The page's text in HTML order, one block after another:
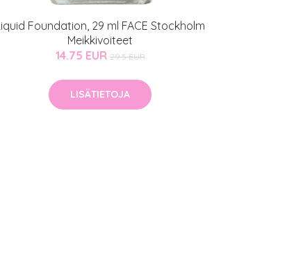
Foundation, 29 ml FACE Stockholm
Meikkivoiteet
14.75 EUR 29.5 EUR
LISÄTIETOJA